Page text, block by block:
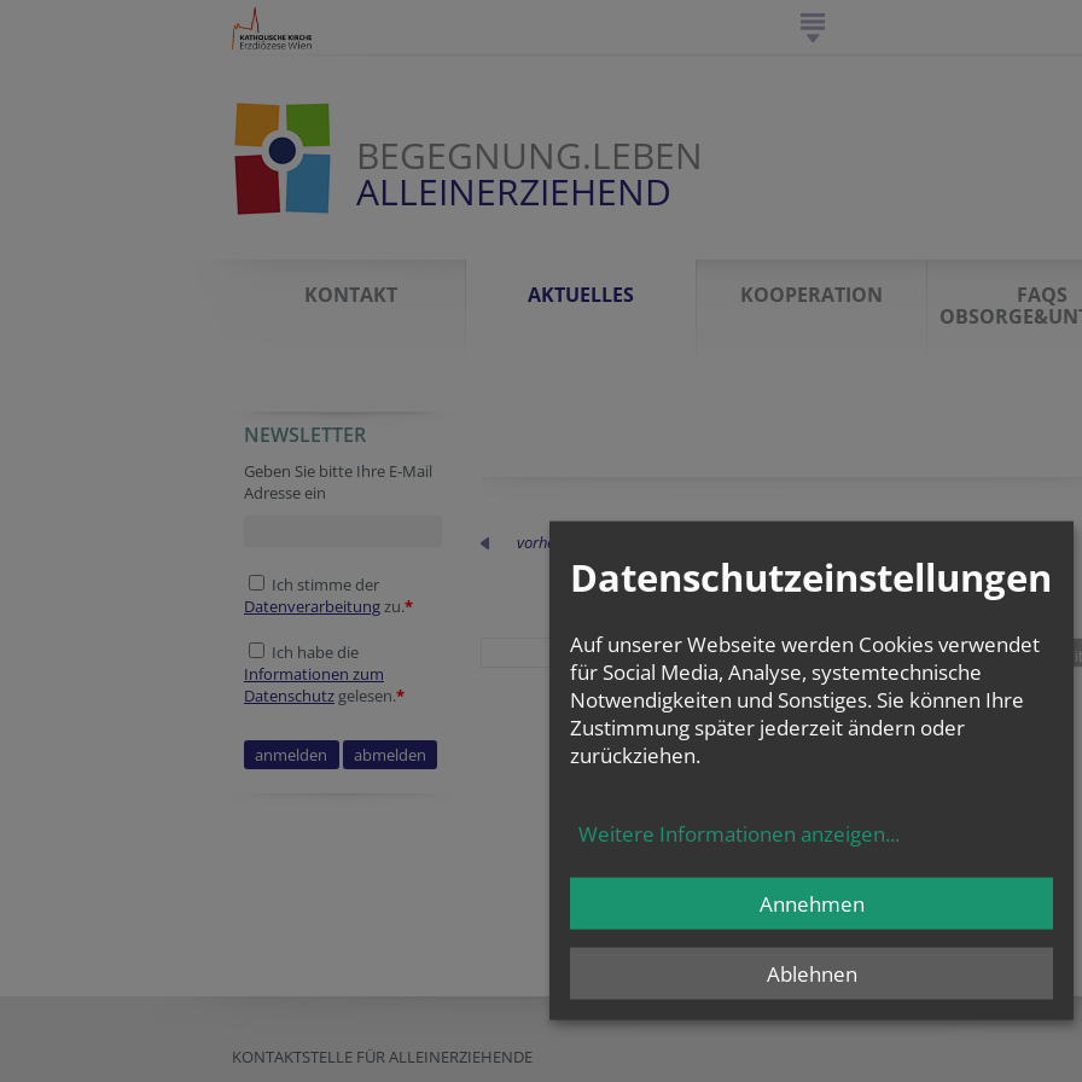
BEGEGNUNG.LEBEN
ALLEINERZIEHEND
KONTAKT AKTUELLES KOOPERATION
FAQS
NEWSLETTER
Geben Sie bitte Ihre E-Mail
Adresse ein
Ich stimme der
Datenverarbeitungzu.*
Ich habe die
Informationen zum
Datenschutz gelesen.*
vorherige
teilen tweet pin it
KONTAKTSTELLE FÜR ALLEINERZIEHENDE
Datenschutzeinstellungen
Auf unserer Webseite werden Cookies verwendet
für Social Media, Analyse, systemtechnische
Notwendigkeiten und Sonstiges. Sie können Ihre
Zustimmung später jederzeit ändern oder
zurückziehen.
Weitere Informationen anzeigen...
Ablehnen
Annehmen